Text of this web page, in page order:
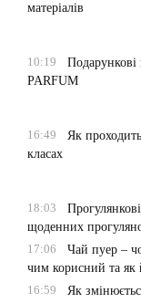
матеріалів
10:19
Подарункові
PARFUM
16:49
Як
класах
18:03
щоденних
17:06
Чай пуер –
чим корисний та як
16:59
Як